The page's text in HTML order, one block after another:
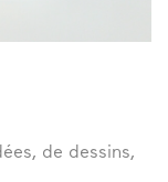
de dessins,